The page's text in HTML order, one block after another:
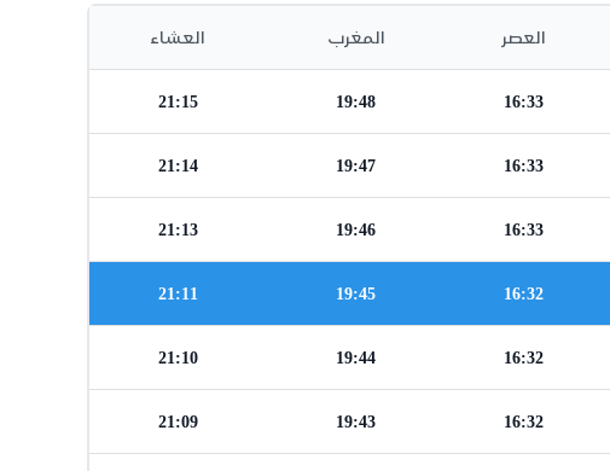
العصر المغرب العشاء
16:33
19:48
21:15
16:33
19:47
21:14
16:33
19:46
21:13
16:32
19:45
21:11
16:32
19:44
21:10
16:32
19:43
21:09